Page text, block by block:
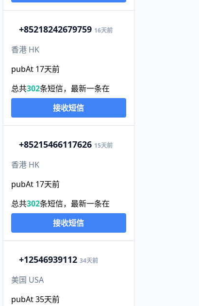
+85218242679759 16天前
香港 HK
pubAt 17天前
总共302条短信，最新一条在
接收短信
+85215466117626 15天前
香港 HK
pubAt 17天前
总共302条短信，最新一条在
接收短信
+12546939112 34天前
美国 USA
pubAt 35天前